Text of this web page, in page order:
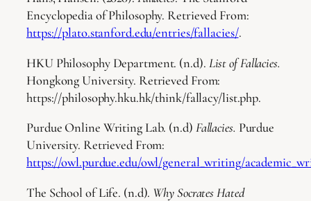
Encyclopedia of Philosophy. Retrieved From:
https://plato.stanford.edu/entries/fallacies/.
HKU Philosophy Department. (n.d). List of Fallacies.
Hongkong University. Retrieved From:
https://philosophy.hku.hk/think/fallacy/list.php.
Purdue Online Writing Lab. (n.d) Fallacies. Purdue
University. Retrieved From:
https://owl.purdue.edu/owl/general_writing/
The School of Life. (n.d). Why Socrates Hated